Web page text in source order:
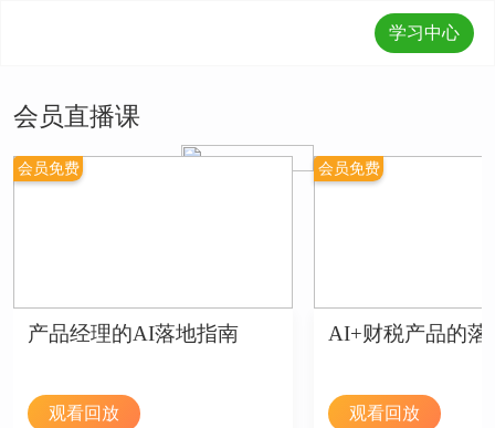
学习中心
会员直播课
会员免费
产品经理的AI落地指南
观看回放
会员免费
AI+财税产品的落
观看回放